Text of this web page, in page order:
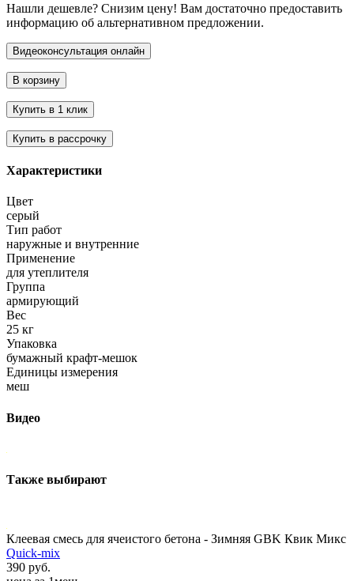
Нашли дешевле? Снизим цену! Вам достаточно предоставить
информацию об альтернативном предложении.
Характеристики
Цвет
серый
Тип работ
наружные и внутренние
Применение
для утеплителя
Группа
армирующий
Вес
25 кг
Упаковка
бумажный крафт-мешок
Единицы измерения
меш
Видео
Также выбирают
Клеевая смесь для ячеистого бетона - Зимняя GBK Квик Микс
Quick-mix
390 руб.